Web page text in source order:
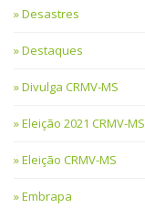
Desastres
Destaques
Divulga CRMV-MS
Eleição 2021 CRMV-MS
Eleição CRMV-MS
Embrapa